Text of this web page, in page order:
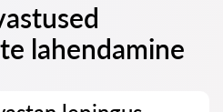
lahendamine